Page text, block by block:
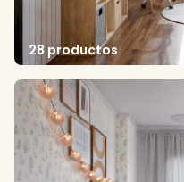
28 productos